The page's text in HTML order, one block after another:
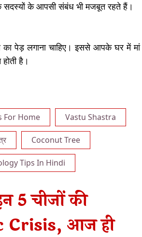
सदस्यों के आपसी संबंध भी मजबूत रहते हैं।
का पेड़ लगाना चाहिए। इससे आपके घर में मां
है।
For Home Vastu Shastra
Coconut Tree
Tips In Hindi
5 चीजों की
Crisis, आज ही